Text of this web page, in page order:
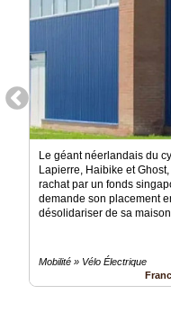
Le géant néerlandais du
Lapierre, Haibike et
rachat par un fonds
demande son placement
désolidariser de sa maison
Mobilité » Vélo Électrique